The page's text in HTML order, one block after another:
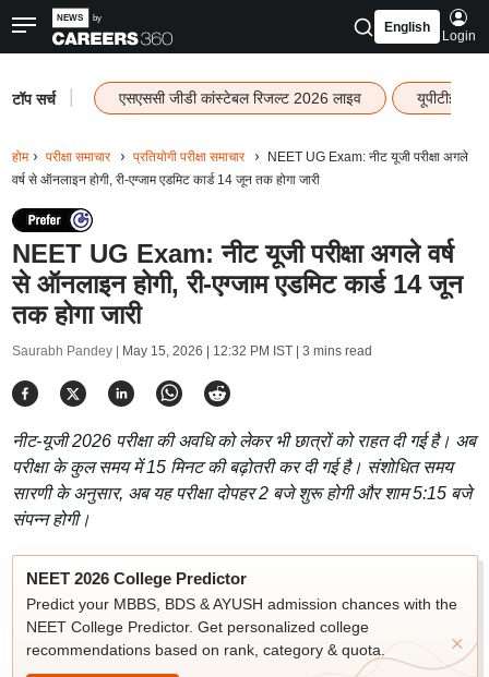
English
Login
टॉप सर्च एसएससी जीडी कांस्टेबल रिजल्ट 2026 लाइव यूपीटीईटी
होम परीक्षा समाचार प्रतियोगी परीक्षा समाचार
NEET UG Exam: नीट यूजी परीक्षा अगले
वर्ष से ऑनलाइन होगी, री-एग्जाम एडमिट कार्ड 14 जून तक होगा जारी
NEET UG Exam: नीट यूजी परीक्षा अगले वर्ष
से ऑनलाइन होगी, री-एग्जाम एडमिट कार्ड 14 जून
तक होगा जारी
Saurabh Pandey | May 15, 2026 | 12:32 PM IST| 3 mins read
नीट-यूजी 2026 परीक्षा की अवधि को लेकर भी छात्रों को राहत दी गई है। अब
परीक्षा के कुल समय में 15 मिनट की बढ़ोतरी कर दी गई है। संशोधित समय
सारणी के अनुसार, अब यह परीक्षा दोपहर 2 बजे शुरू होगी और शाम 5:15 बजे
संपन्न होगी।
NEET 2026 College Predictor
Predict your MBBS, BDS & AYUSH admission chances with the
NEET College Predictor. Get personalized college
recommendations based on rank, category & quota.